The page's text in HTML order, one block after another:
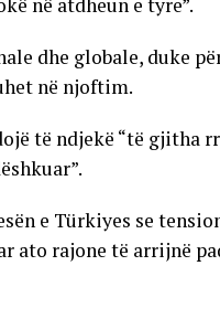
dhe globale, duke
në njoftim.
të ndjekë “të gjitha
e Türkiyes se
ato rajone të arrijnë